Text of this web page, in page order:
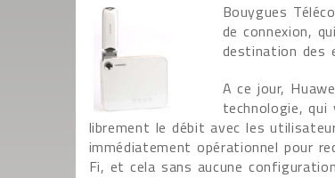
Bouygues
de connexion,
destination des
A ce jour,
technologie,
librement le débit avec les
immédiatement opérationnel pour
Fi, et cela sans aucune